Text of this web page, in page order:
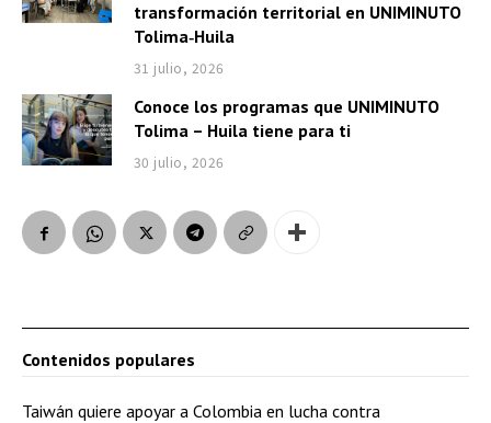
transformación territorial en UNIMINUTO
Tolima‑Huila
31 julio, 2026
Conoce los programas que UNIMINUTO
Tolima – Huila tiene para ti
30 julio, 2026
Contenidos populares
Taiwán quiere apoyar a Colombia en lucha contra